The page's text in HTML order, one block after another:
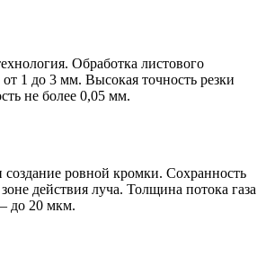
Обработка листового
1 до 3 мм. Высокая точность резки
не более 0,05 мм.
создание ровной кромки. Сохранность
действия луча. Толщина потока газа
до 20 мкм.